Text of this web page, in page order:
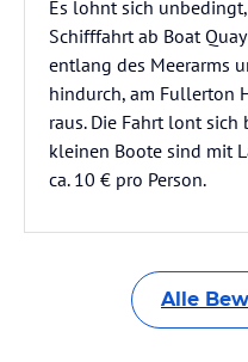
Es lohnt sich
Schifffahrt ab Boat
entlang des Meerarms
hindurch, am Fullerton
raus. Die Fahrt lont sich
kleinen Boote sind mit
ca. 10 € pro Person.
Alle